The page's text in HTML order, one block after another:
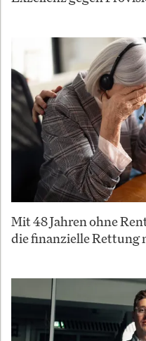
Mit 48 Jahren ohne
die finanzielle Rettung